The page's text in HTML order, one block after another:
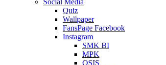
Social Media
Quiz
Wallpaper
FansPage Facebook
Instagram
SMK BI
MPK
OSIS